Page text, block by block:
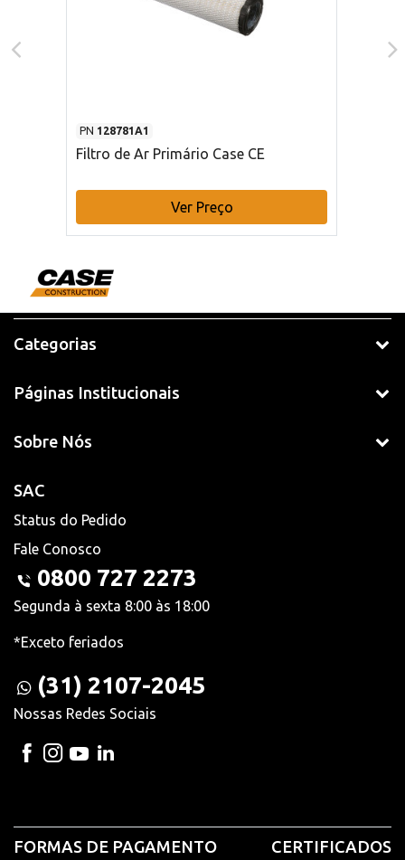
PN 128781A1
Filtro de Ar Primário Case CE
Ver Preço
Categorias
Páginas Institucionais
Sobre Nós
SAC
Status do Pedido
Fale Conosco
0800 727 2273
Segunda à sexta 8:00 às 18:00
*Exceto feriados
(31) 2107-2045
Nossas Redes Sociais
FORMAS DE PAGAMENTO CERTIFICADOS